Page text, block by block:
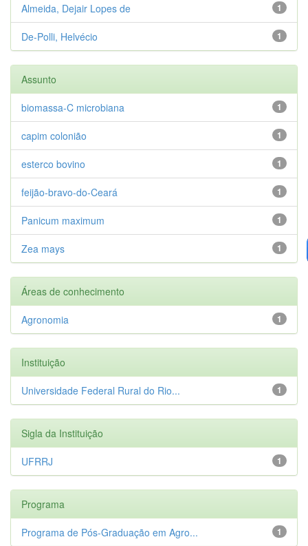
1
Almeida, Dejair Lopes de
1
De-Polli, Helvécio
Assunto
1
biomassa-C microbiana
1
capim colonião
1
esterco bovino
1
feijão-bravo-do-Ceará
1
Panicum maximum
1
Zea mays
Áreas de conhecimento
1
Agronomia
Instituição
1
Universidade Federal Rural do Rio...
Sigla da Instituição
1
UFRRJ
Programa
1
Programa de Pós-Graduação em Agro...